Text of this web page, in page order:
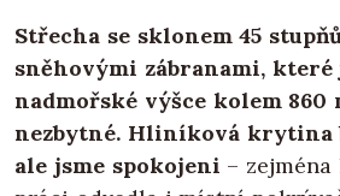
Střecha se sklonem 45
sněhovými zábranami, které
nadmořské výšce kolem 860
nezbytné. Hliníková krytina
ale jsme spokojeni –